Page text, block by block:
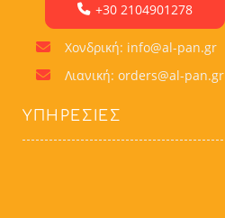
+30 2104901278
Χονδρική: info@al-pan.gr
Λιανική: orders@al-pan.gr
ΥΠΗΡΕΣΊΕΣ